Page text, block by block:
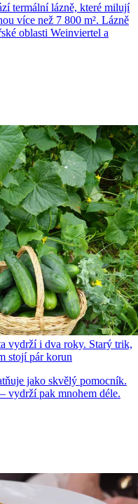
termální lázně, které milují
více než 7 800 m². Lázně
oblasti Weinviertel a
vydrží i dva roky. Starý trik,
stojí pár korun
jako skvělý pomocník.
vydrží pak mnohem déle.